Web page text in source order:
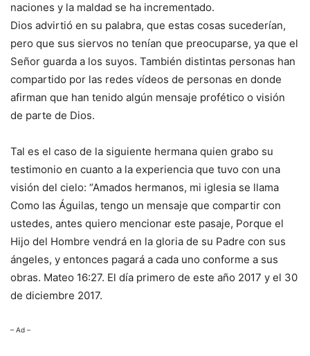
naciones y la maldad se ha incrementado.
Dios advirtió en su palabra, que estas cosas sucederían,
pero que sus siervos no tenían que preocuparse, ya que el
Señor guarda a los suyos. También distintas personas han
compartido por las redes vídeos de personas en donde
afirman que han tenido algún mensaje profético o visión
de parte de Dios.
Tal es el caso de la siguiente hermana quien grabo su
testimonio en cuanto a la experiencia que tuvo con una
visión del cielo: “Amados hermanos, mi iglesia se llama
Como las Águilas, tengo un mensaje que compartir con
ustedes, antes quiero mencionar este pasaje, Porque el
Hijo del Hombre vendrá en la gloria de su Padre con sus
ángeles, y entonces pagará a cada uno conforme a sus
obras. Mateo 16:27. El día primero de este año 2017 y el 30
de diciembre 2017.
– Ad –